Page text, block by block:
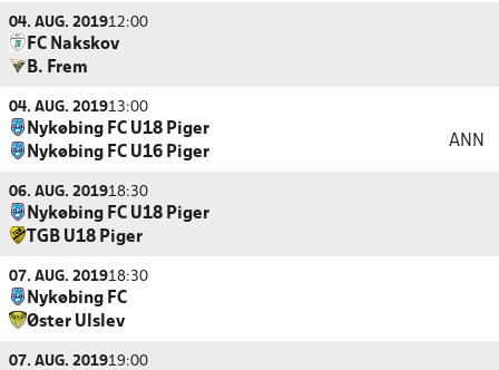
04. AUG. 201912:00
FC Nakskov
B. Frem
04. AUG. 201913:00
Nykøbing FC U18 Piger
Nykøbing FC U16 Piger
ANN
06. AUG. 201918:30
Nykøbing FC U18 Piger
TGB U18 Piger
07. AUG. 201918:30
Nykøbing FC
Øster Ulslev
07. AUG. 201919:00